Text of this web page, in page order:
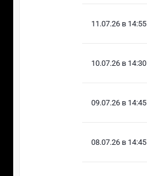
11.07.26 в 14:55
10.07.26 в 14:30
09.07.26 в 14:45
08.07.26 в 14:45